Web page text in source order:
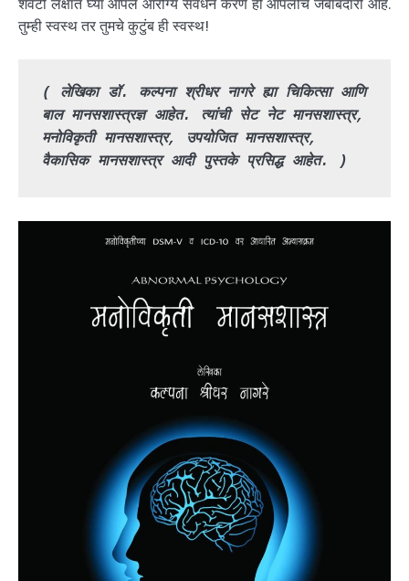
तुम्ही स्वस्थ तर तुमचे कुटुंब ही स्वस्थ!
( लेखिका डॉ. कल्पना श्रीधर नागरे ह्या चिकित्सा आणि
बाल मानसशास्त्रज्ञ आहेत. त्यांची सेट नेट मानसशास्त्र,
मनोविकृती मानसशास्त्र, उपयोजित मानसशास्त्र,
वैकासिक मानसशास्त्र आदी पुस्तके प्रसिद्ध आहेत. )